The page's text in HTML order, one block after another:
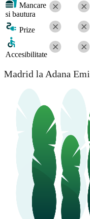
Mancare
si bautura
Prize
Accesibilitate
Madrid la Adana